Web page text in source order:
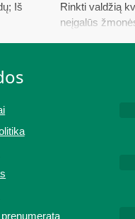
Iš
Rinkti valdžią
neįgalūs